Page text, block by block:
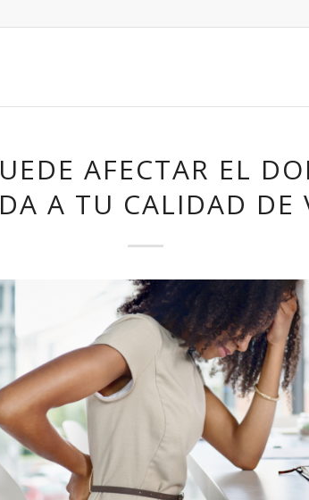
AFECTAR EL
A TU CALIDAD DE